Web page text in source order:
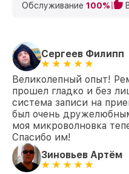
Обслуживание 100%
Сергеев Филипп
Великолепный опыт!
прошел гладко и без
система записи на
был очень
моя микроволновка
Спасибо им!
Зиновьев Артём